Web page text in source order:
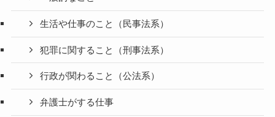
生活や仕事のこと（民事法系）
犯罪に関すること（刑事法系）
行政が関わること（公法系）
弁護士がする仕事